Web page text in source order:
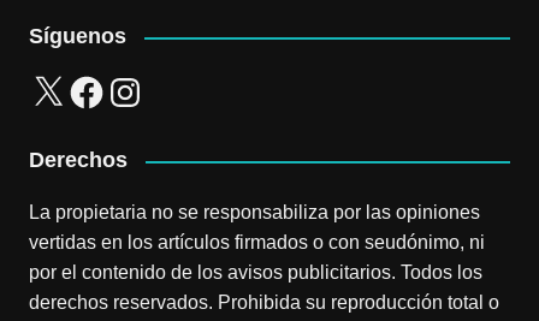
Síguenos
X FacebookInstagram
Derechos
La propietaria no se responsabiliza por las opiniones
vertidas en los artículos firmados o con seudónimo, ni
por el contenido de los avisos publicitarios. Todos los
derechos reservados. Prohibida su reproducción total o